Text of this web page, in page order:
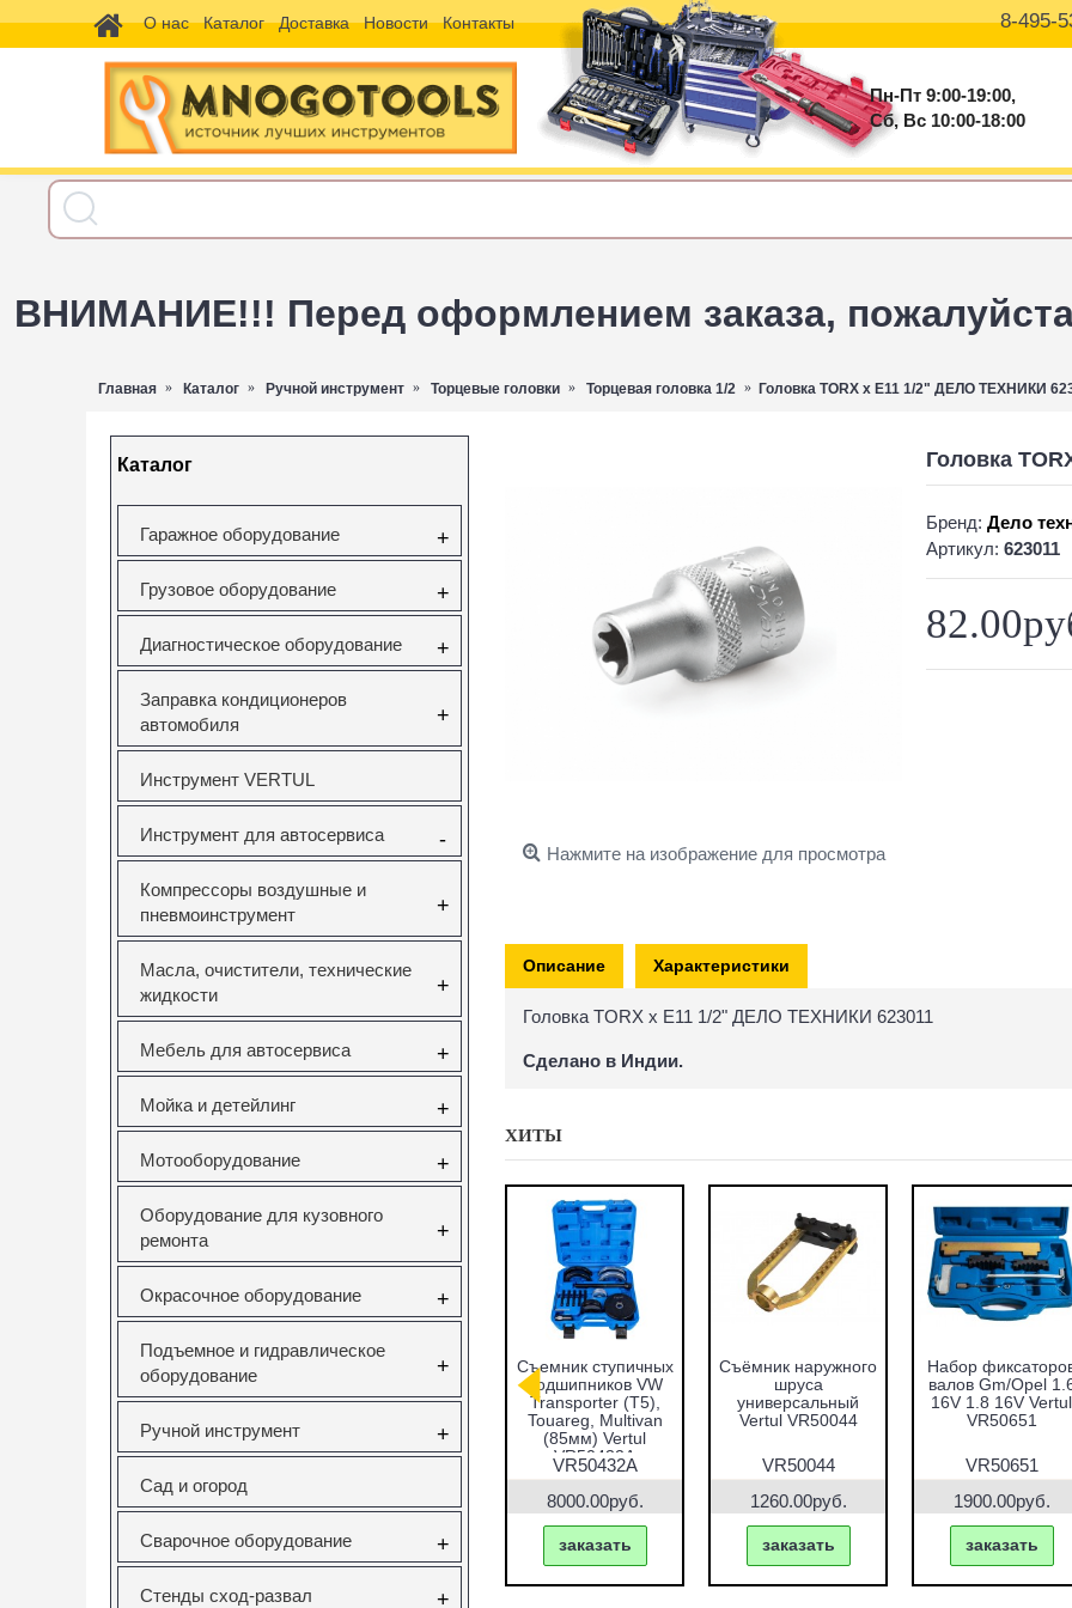
О нас Каталог Доставка Новости Контакты 8-495-
Пн-Пт 9:00-19:00,
Сб, Вс 10:00-18:00
ВНИМАНИЕ!!! Перед оформлением заказа, пожалуйста
Главная Каталог Ручной инструмент Торцевые головки Торцевая головка 1/2 Головка TORX х E11 1/2" ДЕЛО ТЕХНИКИ
Каталог
Гаражное оборудование +
Грузовое оборудование +
Диагностическое оборудование +
Заправка кондиционеров
автомобиля
+
Инструмент VERTUL
Инструмент для автосервиса -
Компрессоры воздушные и
пневмоинструмент
+
Масла, очистители, технические
жидкости
+
Мебель для автосервиса +
Мойка и детейлинг +
Мотооборудование +
Оборудование для кузовного
ремонта
+
Окрасочное оборудование +
Подъемное и гидравлическое
оборудование
+
Ручной инструмент +
Сад и огород
Сварочное оборудование +
Стенды сход-развал +
Нажмите на изображение для просмотра
Головка
Бренд: Дело
Артикул: 623011
Описание Характеристики
Головка TORX х E11 1/2" ДЕЛО ТЕХНИКИ 623011
Сделано в Индии.
ХИТЫ
CT-A1346
СЪЕМНИК
САЙЛЕНТБЛОКОВ
ДЛЯ SAAB 9-5
22323.00руб.
нет в наличии
Набор фиксаторов
FSI,TSI,TFSI
Vertul VR50114
Съемник ступичных
подшипников VW
Transporter (T5),
Touareg, Multivan
(85мм) Vertul
VR50432A
VR50432A
8000.00руб.
заказать
Съёмник наружного
шруса
универсальный
Vertul VR50044
VR50044
1260.00руб.
заказать
Набор
валов Gm/Opel
16V 1.8 16V Vertul
VR50651
VR50651
1900.00руб.
заказать